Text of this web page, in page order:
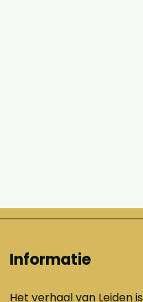
Informatie
Het verhaal van Leiden is